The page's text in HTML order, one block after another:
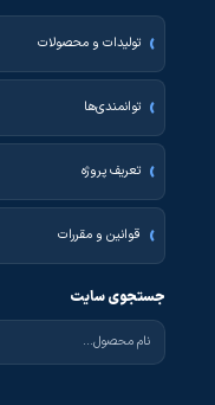
تولیدات و محصولات
توانمندی‌ها
تعریف پروژه
قوانین و مقررات
جستجوی سایت